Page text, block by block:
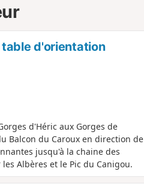
table d'orientation
d'Héric aux Gorges de
Balcon du Caroux en direction de
jusqu'à la chaine des
Albères et le Pic du Canigou.